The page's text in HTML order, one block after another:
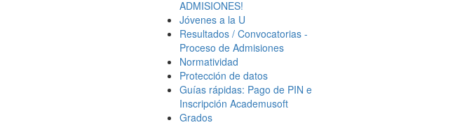
ADMISIONES!
Jóvenes a la U
Resultados / Convocatorias -
Proceso de Admisiones
Normatividad
Protección de datos
Guías rápidas: Pago de PIN e
Inscripción Academusoft
Grados